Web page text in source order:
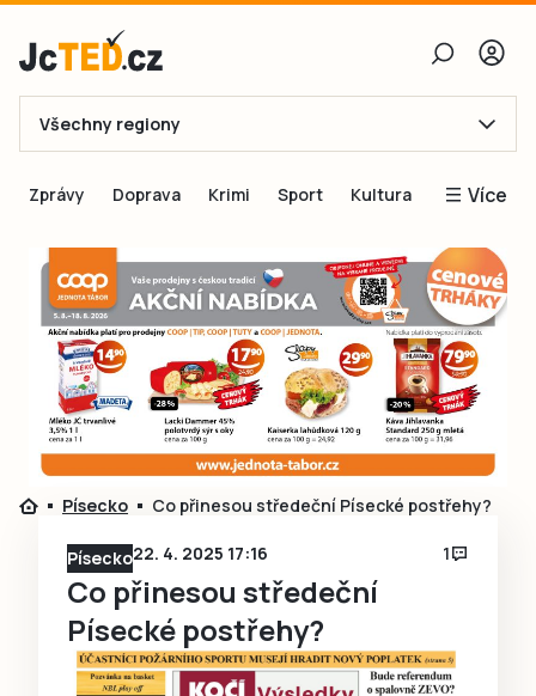
E-mail
Obnovit heslo
Přihlásit se
Přihlásit se přes Facebook
Ještě nemám účet, chci seRegistrovat
Všechny regiony
Zprávy Doprava Krimi Sport Kultura Více
Inspirace
Čtenáři píší
Speciální přílohy
Inzerce
Písecko Co přinesou středeční Písecké postřehy?
Písecko22. 4. 2025 17:16 1
Co přinesou středeční
Písecké postřehy?